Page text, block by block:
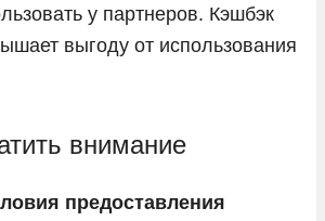
у партнеров. Кэшбэк
выгоду от использования
внимание
предоставления